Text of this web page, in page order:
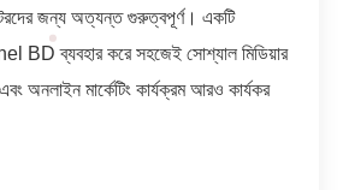
জন্য অত্যন্ত গুরুত্বপূর্ণ। একটি
BD ব্যবহার করে সহজেই সোশ্যাল মিডিয়ার
অনলাইন মার্কেটিং কার্যক্রম আরও কার্যকর